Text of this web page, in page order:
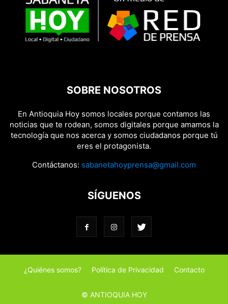
SOBRE NOSOTROS
En Antioquia Hoy somos locales porque contamos las
noticias que te rodean, somos digitales porque amamos la
tecnología que nos acerca y somos ciudadanos porque tú
eres el protagonista.
Contáctanos: sabanetahoyprensa@gmail.com
SÍGUENOS
¿Quiénes somos? Política de Privacidad Contacto
© ANTIOQUIA HOY